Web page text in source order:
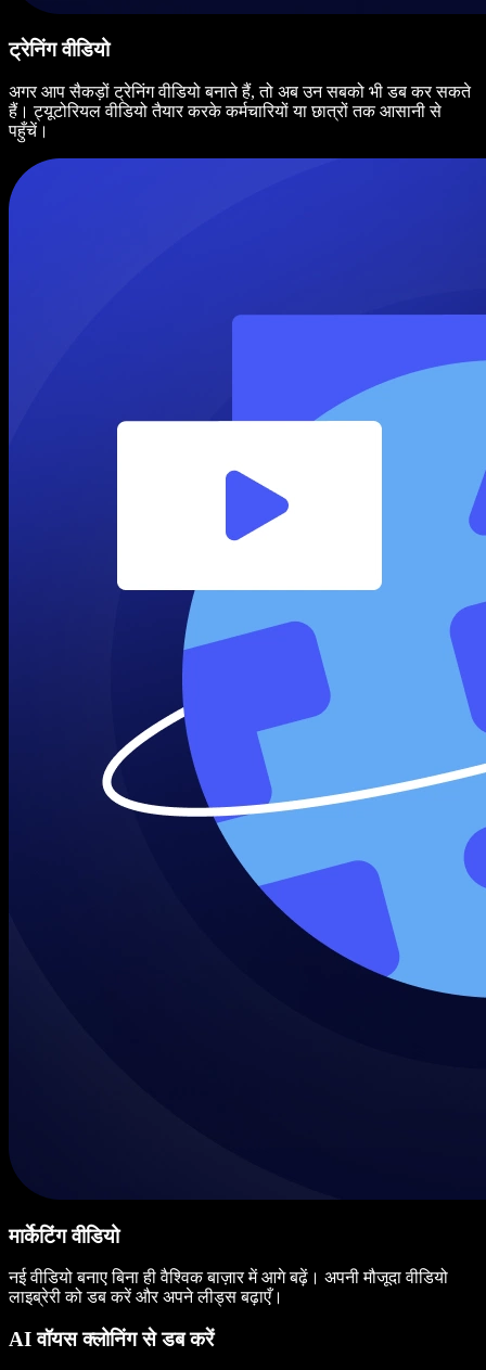
ट्रेनिंग वीडियो
अगर आप सैकड़ों ट्रेनिंग वीडियो बनाते हैं, तो अब उन सबको भी डब कर सकते
हैं। ट्यूटोरियल वीडियो तैयार करके कर्मचारियों या छात्रों तक आसानी से
पहुँचें।
मार्केटिंग वीडियो
नई वीडियो बनाए बिना ही वैश्विक बाज़ार में आगे बढ़ें। अपनी मौजूदा वीडियो
लाइब्रेरी को डब करें और अपने लीड्स बढ़ाएँ।
AI वॉयस क्लोनिंग से डब करें